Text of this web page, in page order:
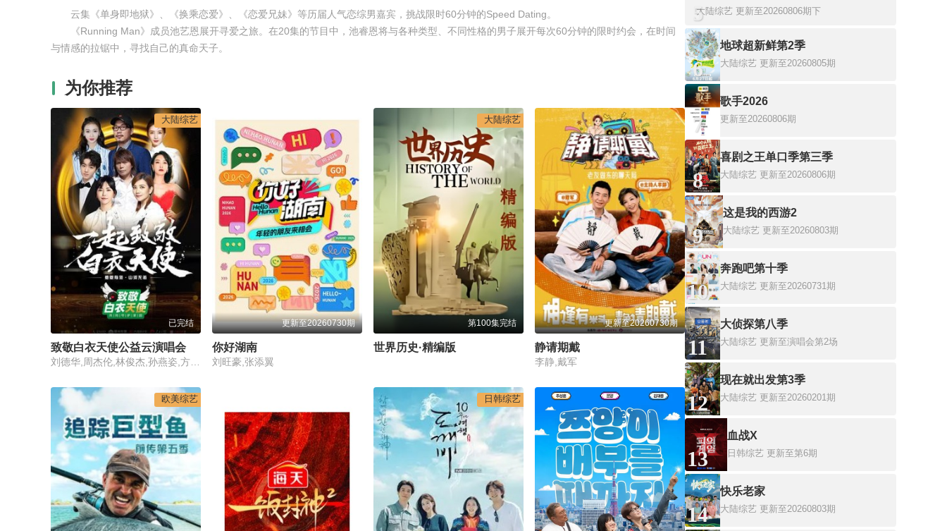
云集《单身即地狱》、《换乘恋爱》、《恋爱兄妹》等历届人气恋综男嘉宾，挑战限时60分钟的Speed Dating。
《Running Man》成员池艺恩展开寻爱之旅。在20集的节目中，池睿恩将与各种类型、不同性格的男子展开每次60分钟的限时约会，在时间
与情感的拉锯中，寻找自己的真命天子。
为你推荐
大陆综艺
已完结
致敬白衣天使公益云演唱会
更新至20260730期
你好湖南
刘旺豪,张添翼
大陆综艺
第100集完结
世界历史·精编版
更新至20260730期
静请期戴
李静,戴军
欧美综艺 日韩综艺
5
大陆综艺 更新至20260806期下
6
地球超新鲜第2季
大陆综艺 更新至20260805期
7
歌手2026
更新至20260806期
8
喜剧之王单口季第三季
大陆综艺 更新至20260806期
9
这是我的西游2
大陆综艺 更新至20260803期
10
奔跑吧第十季
大陆综艺 更新至20260731期
11
大侦探第八季
大陆综艺 更新至演唱会第2场
12
现在就出发第3季
大陆综艺 更新至20260201期
13
血战X
日韩综艺 更新至第6期
14
快乐老家
大陆综艺 更新至20260803期